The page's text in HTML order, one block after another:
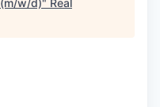
w/d)" Real